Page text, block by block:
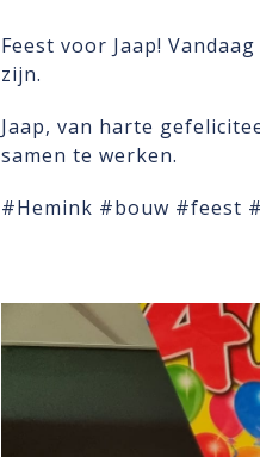
Feest voor Jaap!
zijn.
Jaap, van harte
samen te werken.
#Hemink #bouw #feest